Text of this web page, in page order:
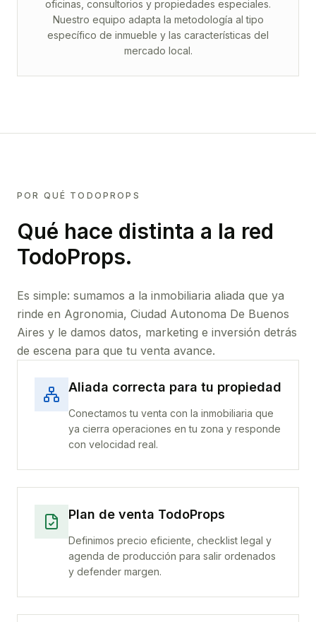
oficinas, consultorios y propiedades especiales.
Nuestro equipo adapta la metodología al tipo
específico de inmueble y las características del
mercado local.
POR QUÉ TODOPROPS
Qué hace distinta a la red
TodoProps.
Es simple: sumamos a la inmobiliaria aliada que ya
rinde en Agronomia, Ciudad Autonoma De Buenos
Aires y le damos datos, marketing e inversión detrás
de escena para que tu venta avance.
Aliada correcta para tu propiedad
Conectamos tu venta con la inmobiliaria que
ya cierra operaciones en tu zona y responde
con velocidad real.
Plan de venta TodoProps
Definimos precio eficiente, checklist legal y
agenda de producción para salir ordenados
y defender margen.